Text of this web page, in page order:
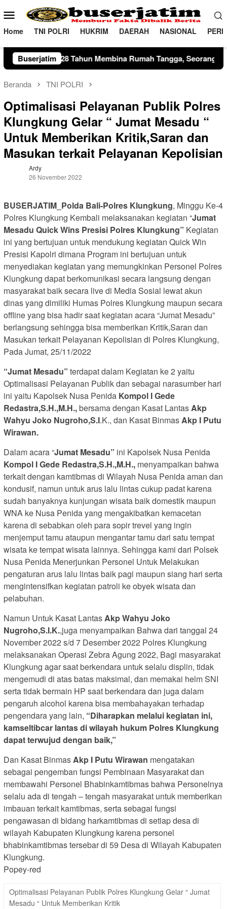
ke
konten
Menu
Mobile
Home TNI POLRI HUKRIM DAERAH NASIONAL
Buserjatim
Rumah Tangga, Seorang Ibu Lima Anak Tempuh
Beranda TNI POLRI
Optimalisasi Pelayanan Publik Polres
Klungkung Gelar “ Jumat Mesadu “
Untuk Memberikan Kritik,Saran dan
Masukan terkait Pelayanan Kepolisian
Ardy
26 November 2022
BUSERJATIM_Polda Bali-Polres Klungkung, Minggu Ke-4
Polres Klungkung Kembali melaksanakan kegiatan “Jumat
Mesadu Quick Wins Presisi Polres Klungkung” Kegiatan
ini yang bertujuan untuk mendukung kegiatan Quick Win
Presisi Kapolri dimana Program ini bertujuan untuk
menyediakan kegiatan yang memungkinkan Personel Polres
Klungkung dapat berkomunikasi secara langsung dengan
masyarakat baik secara live di Media Sosial lewat akun
dinas yang dimiliki Humas Polres Klungkung maupun secara
offline yang bisa hadir saat kegiatan acara “Jumat Mesadu”
berlangsung sehingga bisa memberikan Kritik,Saran dan
Masukan terkait Pelayanan Kepolisian di Polres Klungkung,
Pada Jumat, 25/11/2022
“Jumat Mesadu” terdapat dalam Kegiatan ke 2 yaitu
Optimalisasi Pelayanan Publik dan sebagai narasumber hari
ini yaitu Kapolsek Nusa Penida Kompol I Gede
Redastra,S.H.,M.H.,bersama dengan Kasat LantasAkp
Wahyu Joko Nugroho,S.I.K., dan Kasat BinmasAkp I Putu
Wirawan.
Dalam acara “Jumat Mesadu” ini Kapolsek Nusa Penida
Kompol I Gede Redastra,S.H.,M.H., menyampaikan bahwa
terkait dengan kamtibmas di Wilayah Nusa Penida aman dan
kondusif, namun untuk arus lalu lintas cukup padat karena
sudah banyaknya kunjungan wisata baik domestik maupun
WNA ke Nusa Penida yang mengakibatkan kemacetan
karena di sebabkan oleh para sopir trevel yang ingin
menjemput tamu ataupun mengantar tamu dari satu tempat
wisata ke tempat wisata lainnya. Sehingga kami dari Polsek
Nusa Penida Menerjunkan Personel Untuk Melakukan
pengaturan arus lalu lintas baik pagi maupun siang hari serta
mengintensifkan kegiatan patroli ke obyek wisata dan
pelabuhan.
Namun Untuk Kasat LantasAkp Wahyu Joko
Nugroho,S.I.K.,juga menyampaikan Bahwa dari tanggal 24
November 2022 s/d 7 Desember 2022 Polres Klungkung
melaksanakan Operasi Zebra Agung 2022, Bagi masyarakat
Klungkung agar saat berkendara untuk selalu displin, tidak
mengemudi di atas batas maksimal, dan memakai helm SNI
serta tidak bermain HP saat berkendara dan juga dalam
pengaruh alcohol karena bisa membahayakan terhadap
pengendara yang lain, “Diharapkan melalui kegiatan ini,
kamseltibcar lantas di wilayah hukum Polres Klungkung
dapat terwujud dengan baik,”
Dan Kasat BinmasAkp I Putu Wirawan mengatakan
sebagai pengemban fungsi Pembinaan Masyarakat dan
membawahi Personel Bhabinkamtibmas bahwa Personelnya
selalu ada di tengah – tengah masyarakat untuk memberikan
imbauan terkait kamtibmas, serta sebagai fungsi
pengawasan di bidang harkamtibmas di setiap desa di
wilayah Kabupaten Klungkung karena personel
bhabinkamtibmas tersebar di 59 Desa di Wilayah Kabupaten
Klungkung.
Popey-red
Optimalisasi Pelayanan Publik Polres Klungkung Gelar “ Jumat
Mesadu “ Untuk Memberikan Kritik